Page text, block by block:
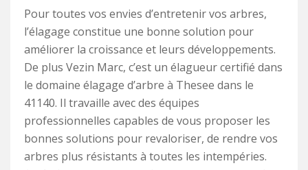
Pour toutes vos envies d’entretenir vos arbres,
l’élagage constitue une bonne solution pour
améliorer la croissance et leurs développements.
De plus Vezin Marc, c’est un élagueur certifié dans
le domaine élagage d’arbre à Thesee dans le
41140. Il travaille avec des équipes
professionnelles capables de vous proposer les
bonnes solutions pour revaloriser, de rendre vos
arbres plus résistants à toutes les intempéries.